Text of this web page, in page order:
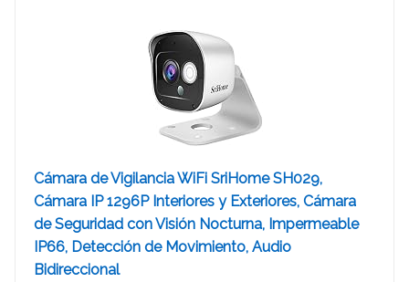
Cámara de Vigilancia WiFi SriHome SH029,
Cámara IP 1296P Interiores y Exteriores, Cámara
de Seguridad con Visión Nocturna, Impermeable
IP66, Detección de Movimiento, Audio
Bidireccional